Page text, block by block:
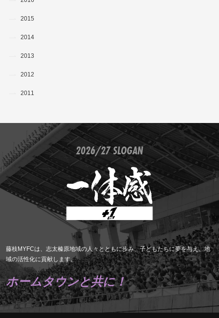
2015
2014
2013
2012
2011
2026/27 SLOGAN
藤枝MYFCは、志太榛原地域の人々とともに歩み、子どもたちに夢を与え、地
域の活性化に貢献します。
ホームタウンと共に！